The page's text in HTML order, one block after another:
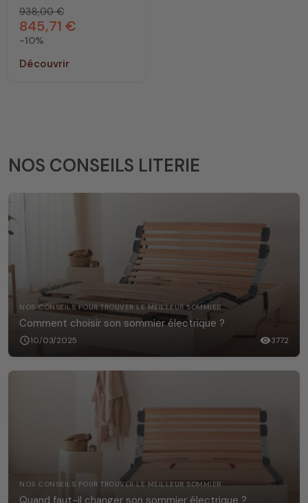
938,00 €
845,71 €
-10%
Découvrir
NOS CONSEILS LITERIE
NOS CONSEILS POUR TROUVER LE MEILLEUR SOMMIER
Comment choisir son sommier électrique ?
schedule10/03/2025 visibility3772
NOS CONSEILS POUR TROUVER LE MEILLEUR SOMMIER